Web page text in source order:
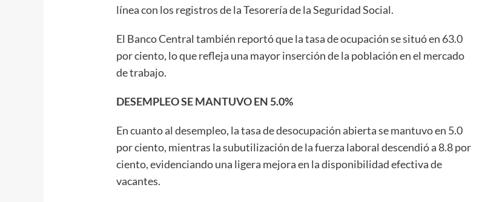
línea con los registros de la Tesorería de la Seguridad Social.
El Banco Central también reportó que la tasa de ocupación se situó en 63.0
por ciento, lo que refleja una mayor inserción de la población en el mercado
de trabajo.
DESEMPLEO SE MANTUVO EN 5.0%
En cuanto al desempleo, la tasa de desocupación abierta se mantuvo en 5.0
por ciento, mientras la subutilización de la fuerza laboral descendió a 8.8 por
ciento, evidenciando una ligera mejora en la disponibilidad efectiva de
vacantes.